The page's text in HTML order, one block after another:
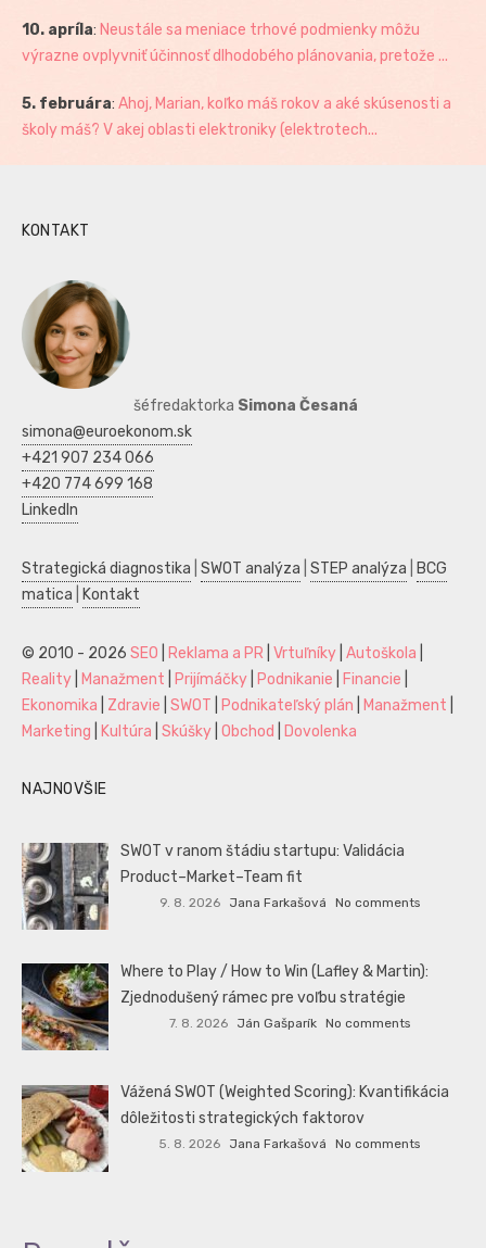
10. apríla: Neustále sa meniace trhové podmienky môžu
výrazne ovplyvniť účinnosť dlhodobého plánovania, pretože ...
5. februára: Ahoj, Marian, koľko máš rokov a aké skúsenosti a
školy máš? V akej oblasti elektroniky (elektrotech...
KONTAKT
šéfredaktorka Simona Česaná
simona@euroekonom.sk
+421 907 234 066
+420 774 699 168
LinkedIn
Strategická diagnostika SWOT analýza STEP analýza
BCG
matica
Kontakt
© 2010 - 2026 SEO Reklama a PR Vrtuľníky Autoškola
Reality
Manažment Prijímáčky Podnikanie Financie
Ekonomika
Zdravie SWOT Podnikateľský plán Manažment
Marketing
Kultúra Skúšky Obchod Dovolenka
NAJNOVŠIE
SWOT v ranom štádiu startupu: Validácia
Product–Market–Team fit
9. 8. 2026 Jana Farkašová No comments
Where to Play / How to Win (Lafley & Martin):
Zjednodušený rámec pre voľbu stratégie
7. 8. 2026 Ján Gašparík No comments
Vážená SWOT (Weighted Scoring): Kvantifikácia
dôležitosti strategických faktorov
5. 8. 2026 Jana Farkašová No comments